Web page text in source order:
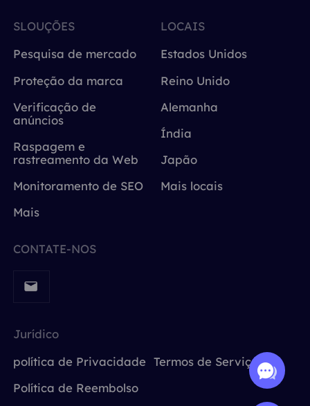
SLOUÇÕES
Pesquisa de mercado
Proteção da marca
Verificação de
anúncios
Raspagem e
rastreamento da Web
Monitoramento de SEO
Mais
LOCAIS
Estados Unidos
Reino Unido
Alemanha
Índia
Japão
Mais locais
CONTATE-NOS
Jurídico
política de Privacidade Termos de Serviço
Política de Reembolso